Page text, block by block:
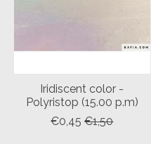
Iridiscent color -
Polyristop (15.00 p.m)
€0,45 €1,50